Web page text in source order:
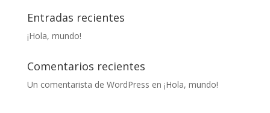
Entradas recientes
¡Hola, mundo!
Comentarios recientes
Un comentarista de WordPress en ¡Hola, mundo!